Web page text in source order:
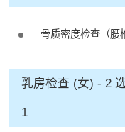
骨质密度检查（腰
乳房检查 (女) - 2
1